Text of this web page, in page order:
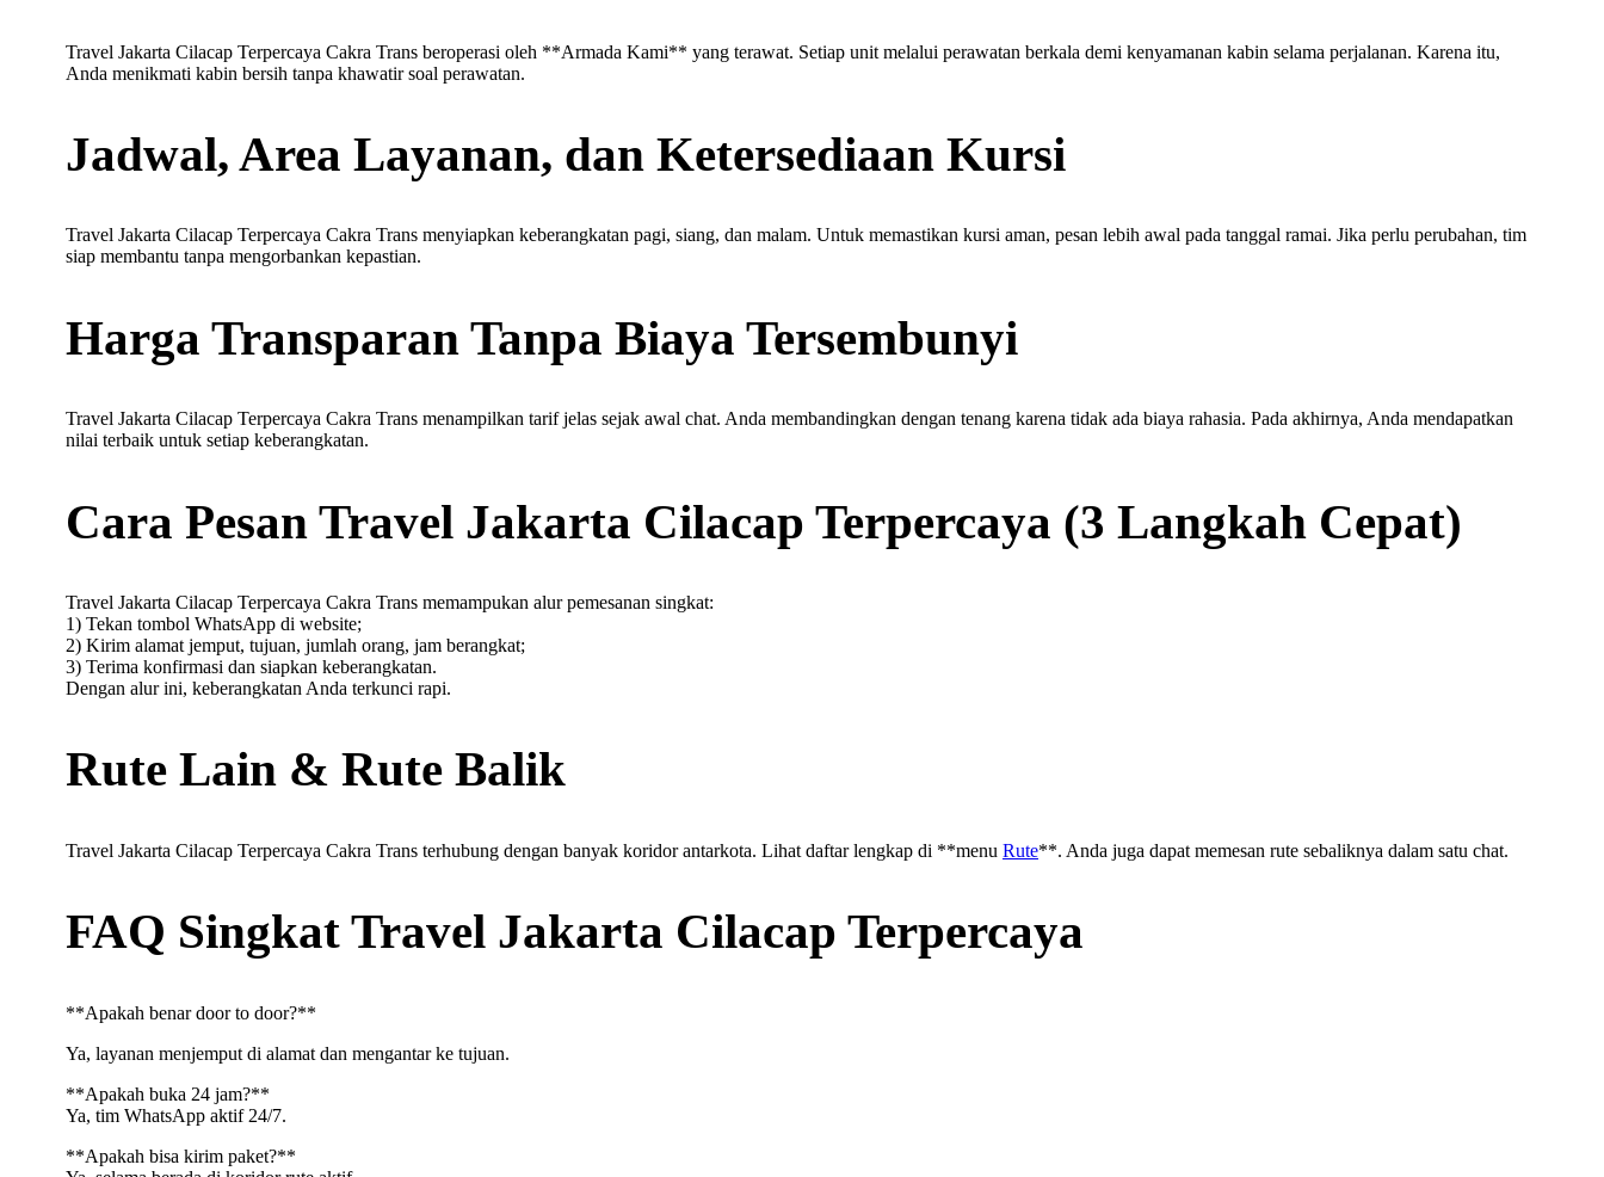
Travel Jakarta Cilacap Terpercaya Cakra Trans beroperasi oleh **Armada Kami** yang terawat. Setiap unit melalui perawatan berkala demi kenyamanan kabin selama perjalanan. Karena itu,
Anda menikmati kabin bersih tanpa khawatir soal perawatan.
Jadwal, Area Layanan, dan Ketersediaan Kursi
Travel Jakarta Cilacap Terpercaya Cakra Trans menyiapkan keberangkatan pagi, siang, dan malam. Untuk memastikan kursi aman, pesan lebih awal pada tanggal ramai. Jika perlu perubahan, tim
siap membantu tanpa mengorbankan kepastian.
Harga Transparan Tanpa Biaya Tersembunyi
Travel Jakarta Cilacap Terpercaya Cakra Trans menampilkan tarif jelas sejak awal chat. Anda membandingkan dengan tenang karena tidak ada biaya rahasia. Pada akhirnya, Anda mendapatkan
nilai terbaik untuk setiap keberangkatan.
Cara Pesan Travel Jakarta Cilacap Terpercaya (3 Langkah Cepat)
Travel Jakarta Cilacap Terpercaya Cakra Trans memampukan alur pemesanan singkat:
1) Tekan tombol WhatsApp di website;
2) Kirim alamat jemput, tujuan, jumlah orang, jam berangkat;
3) Terima konfirmasi dan siapkan keberangkatan.
Dengan alur ini, keberangkatan Anda terkunci rapi.
Rute Lain & Rute Balik
Travel Jakarta Cilacap Terpercaya Cakra Trans terhubung dengan banyak koridor antarkota. Lihat daftar lengkap di **menuRute**. Anda juga dapat memesan rute sebaliknya dalam satu chat.
FAQ Singkat Travel Jakarta Cilacap Terpercaya
**Apakah benar door to door?**
Ya, layanan menjemput di alamat dan mengantar ke tujuan.
**Apakah buka 24 jam?**
Ya, tim WhatsApp aktif 24/7.
**Apakah bisa kirim paket?**